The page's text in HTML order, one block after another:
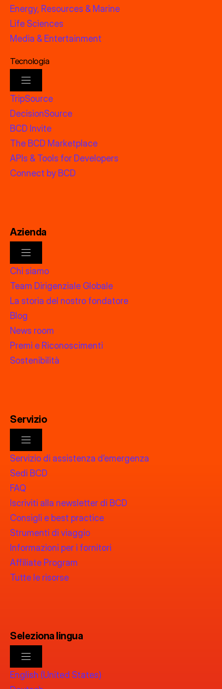
Energy, Resources & Marine
Life Sciences
Media & Entertainment
Tecnologia
TripSource
DecisionSource
BCD Invite
The BCD Marketplace
APIs & Tools for Developers
Connect by BCD
Azienda
Chi siamo
Team Dirigenziale Globale
La storia del nostro fondatore
Blog
News room
Premi e Riconoscimenti
Sostenibilità
Servizio
Servizio di assistenza d’emergenza
Sedi BCD
FAQ
Iscriviti alla newsletter di BCD
Consigli e best practice
Strumenti di viaggio
Informazioni per i fornitori
Affiliate Program
Tutte le risorse
Seleziona lingua
English (United States)